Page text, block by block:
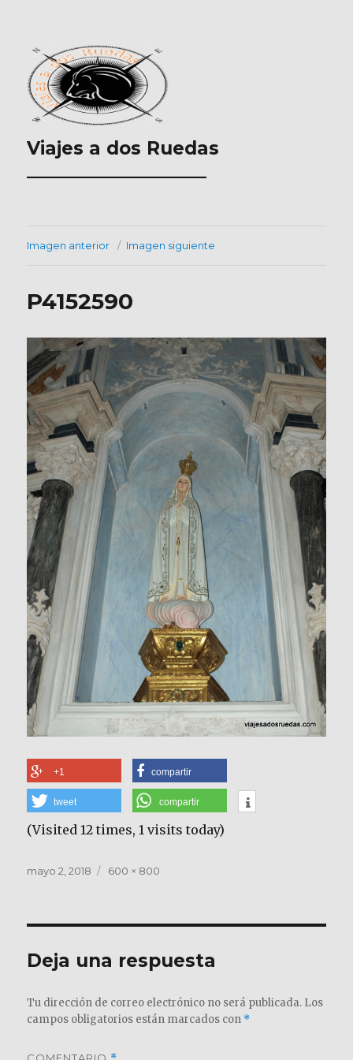
Viajes a dos Ruedas
___________________
Imagen anterior Imagen siguiente
P4152590
+1 compartir
tweet compartir
(Visited 12 times, 1 visits today)
Publicado
mayo 2, 2018
Tamaño
600 × 800
Deja una respuesta
Tu dirección de correo electrónico no será publicada. Los
campos obligatorios están marcados con *
COMENTARIO